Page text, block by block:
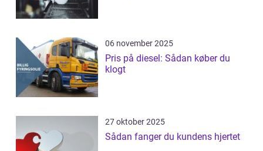
06 november 2025
Pris på diesel: Sådan køber du
klogt
27 oktober 2025
Sådan fanger du kundens hjertet